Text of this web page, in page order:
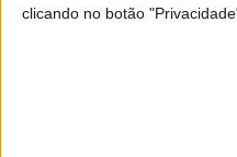
clicando no botãoMotoGP: